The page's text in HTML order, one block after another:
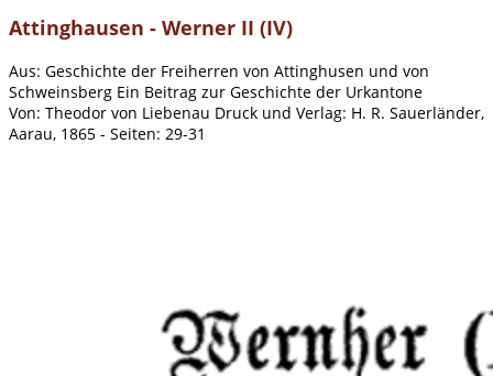
Attinghausen - Werner II (IV)
Aus: Geschichte der Freiherren von Attinghusen und von
Schweinsberg Ein Beitrag zur Geschichte der Urkantone
Von: Theodor von Liebenau Druck und Verlag: H. R. Sauerländer,
Aarau, 1865 - Seiten: 29-31